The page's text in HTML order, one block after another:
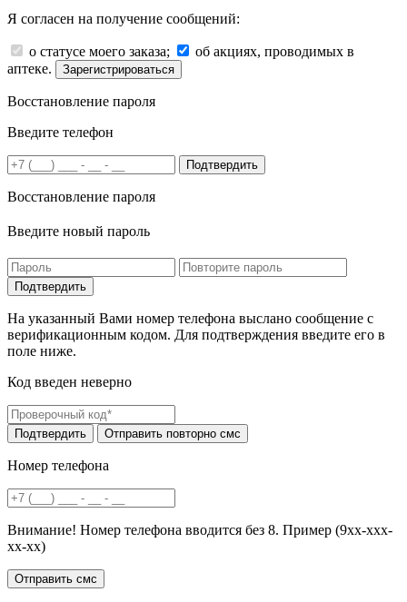
Я согласен на получение сообщений:
о статусе моего заказа;
об акциях, проводимых в
аптеке.
Зарегистрироваться
Восстановление пароля
Введите телефон
Подтвердить
Восстановление пароля
Введите новый пароль
На указанный Вами номер телефона выслано сообщение с
верификационным кодом. Для подтверждения введите его в
поле ниже.
Код введен неверно
Номер телефона
Внимание! Номер телефона вводится без 8. Пример (9хх-ххх-
хх-хх)